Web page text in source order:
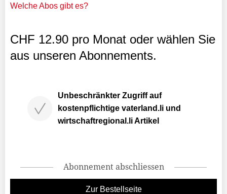
Welche Abos gibt es?
CHF 12.90 pro Monat oder wählen Sie
aus unseren Abonnements.
Unbeschränkter Zugriff auf
kostenpflichtige vaterland.li und
wirtschaftregional.li Artikel
Abonnement abschliessen
Zur Bestellseite